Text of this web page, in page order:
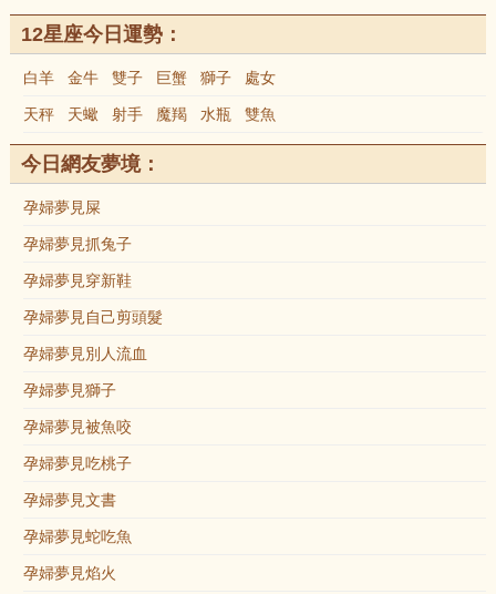
12星座今日運勢：
白羊 金牛 雙子 巨蟹 獅子 處女
天秤 天蠍 射手 魔羯 水瓶 雙魚
今日網友夢境：
孕婦夢見屎
孕婦夢見抓兔子
孕婦夢見穿新鞋
孕婦夢見自己剪頭髮
孕婦夢見別人流血
孕婦夢見獅子
孕婦夢見被魚咬
孕婦夢見吃桃子
孕婦夢見文書
孕婦夢見蛇吃魚
孕婦夢見焰火